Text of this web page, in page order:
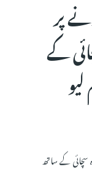
پر
کے
سچائی کے ساتھ